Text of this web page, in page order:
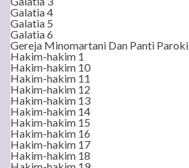
Galatia 4
Galatia 5
Galatia 6
Gereja Minomartani Dan Panti Paroki
Hakim-hakim 1
Hakim-hakim 10
Hakim-hakim 11
Hakim-hakim 12
Hakim-hakim 13
Hakim-hakim 14
Hakim-hakim 15
Hakim-hakim 16
Hakim-hakim 17
Hakim-hakim 18